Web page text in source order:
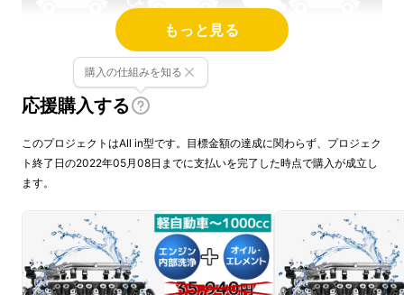
TEREXSとは
TEREXSは特殊洗浄液と独自の還流システムに
もっと見る
応援購入する
購入の仕組みを知る
このプロジェクトはAll in型です。目標金額の達成に関わらず、プロジェク
ト終了日の2022年05月08日までに支払いを完了した時点で購入が成立し
ます。